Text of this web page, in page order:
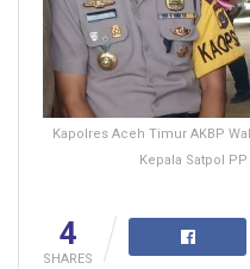
Kapolres Aceh Timur AKBP
Kepala Satpol
4
SHARES